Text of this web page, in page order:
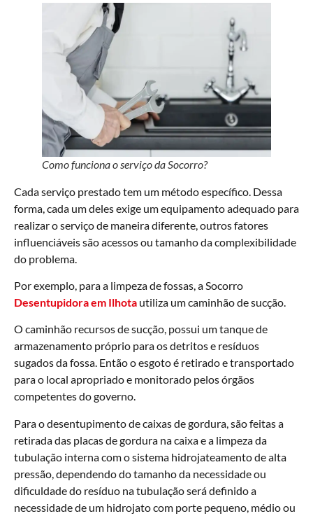
Como funciona o serviço da Socorro?
Cada serviço prestado tem um método específico. Dessa
forma, cada um deles exige um equipamento adequado para
realizar o serviço de maneira diferente, outros fatores
influenciáveis são acessos ou tamanho da complexibilidade
do problema.
Por exemplo, para a limpeza de fossas, a Socorro
Desentupidora em Ilhota utiliza um caminhão de sucção.
O caminhão recursos de sucção, possui um tanque de
armazenamento próprio para os detritos e resíduos
sugados da fossa. Então o esgoto é retirado e transportado
para o local apropriado e monitorado pelos órgãos
competentes do governo.
Para o desentupimento de caixas de gordura, são feitas a
retirada das placas de gordura na caixa e a limpeza da
tubulação interna com o sistema hidrojateamento de alta
pressão, dependendo do tamanho da necessidade ou
dificuldade do resíduo na tubulação será definido a
necessidade de um hidrojato com porte pequeno, médio ou